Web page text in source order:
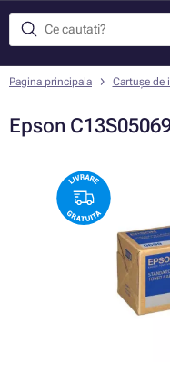
Pagina principala Cartușe de
Epson